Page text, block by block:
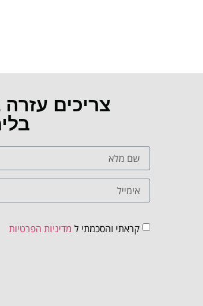
צריכים
קראתי והסכמתי ל מדיניות הפרטיות